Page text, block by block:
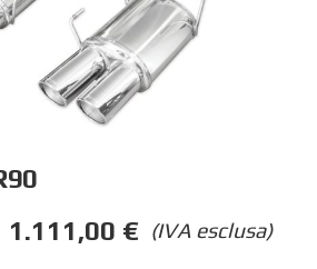
(IVA esclusa)
1.111,00 €